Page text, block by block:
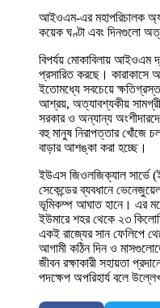
আইওএম-এর মহাপরিচালক
কয়েক ঘণ্টা এবং দিনগুলো
বিপর্যয় মোকাবিলায় আইওএম
প্রসারিত করছে। কারাকাসে
ইতোমধ্যে সবচেয়ে
আশ্রয়, অত্যাবশ্যকীয় সামগ্রী
সরকার ও অন্যান্য
বহু মানুষ নিরাপত্তার খোঁজে
বাড়ার আশঙ্কা করা হচ্ছে।
ইউএস জিওলজিক্যাল সার্ভে
সেকেন্ডের ব্যবধানে
ভূমিকম্প আঘাত হানে। এর
ইউমারে শহর থেকে ২৩
একই রাজ্যের সান ফেলিপে
আগামী কঠিন দিন ও
জীবন রক্ষাকারী সহায়তা
পদক্ষেপ অপরিহার্য বলে